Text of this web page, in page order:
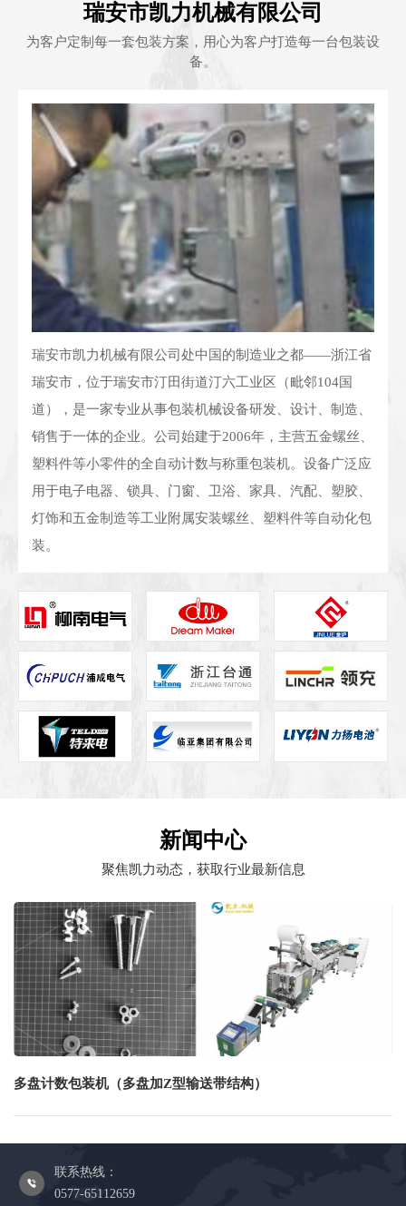
瑞安市凯力机械有限公司
为客户定制每一套包装方案，用心为客户打造每一台包装设
备。
瑞安市凯力机械有限公司处中国的制造业之都——浙江省
瑞安市，位于瑞安市汀田街道汀六工业区（毗邻104国
道），是一家专业从事包装机械设备研发、设计、制造、
销售于一体的企业。公司始建于2006年，主营五金螺丝、
塑料件等小零件的全自动计数与称重包装机。设备广泛应
用于电子电器、锁具、门窗、卫浴、家具、汽配、塑胶、
灯饰和五金制造等工业附属安装螺丝、塑料件等自动化包
装。
新闻中心
聚焦凯力动态，获取行业最新信息
多盘计数包装机（多盘加Z型输送带结构）
联系热线：
0577-65112659